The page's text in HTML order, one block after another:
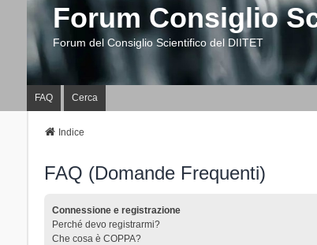
Forum Consiglio
Forum del Consiglio Scientifico del DIITET
FAQ Cerca
Indice
FAQ (Domande Frequenti)
Connessione e registrazione
Perché devo registrarmi?
Che cosa è COPPA?